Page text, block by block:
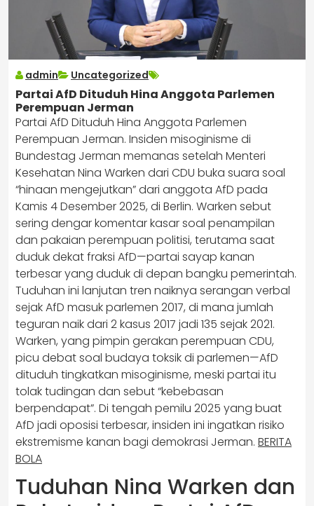
admin Uncategorized
Partai AfD Dituduh Hina Anggota Parlemen
Perempuan Jerman
Partai AfD Dituduh Hina Anggota Parlemen
Perempuan Jerman. Insiden misoginisme di
Bundestag Jerman memanas setelah Menteri
Kesehatan Nina Warken dari CDU buka suara soal
“hinaan mengejutkan” dari anggota AfD pada
Kamis 4 Desember 2025, di Berlin. Warken sebut
sering dengar komentar kasar soal penampilan
dan pakaian perempuan politisi, terutama saat
duduk dekat fraksi AfD—partai sayap kanan
terbesar yang duduk di depan bangku pemerintah.
Tuduhan ini lanjutan tren naiknya serangan verbal
sejak AfD masuk parlemen 2017, di mana jumlah
teguran naik dari 2 kasus 2017 jadi 135 sejak 2021.
Warken, yang pimpin gerakan perempuan CDU,
picu debat soal budaya toksik di parlemen—AfD
dituduh tingkatkan misoginisme, meski partai itu
tolak tudingan dan sebut “kebebasan
berpendapat”. Di tengah pemilu 2025 yang buat
AfD jadi oposisi terbesar, insiden ini ingatkan risiko
ekstremisme kanan bagi demokrasi Jerman. BERITA
BOLA
Tuduhan Nina Warken dan